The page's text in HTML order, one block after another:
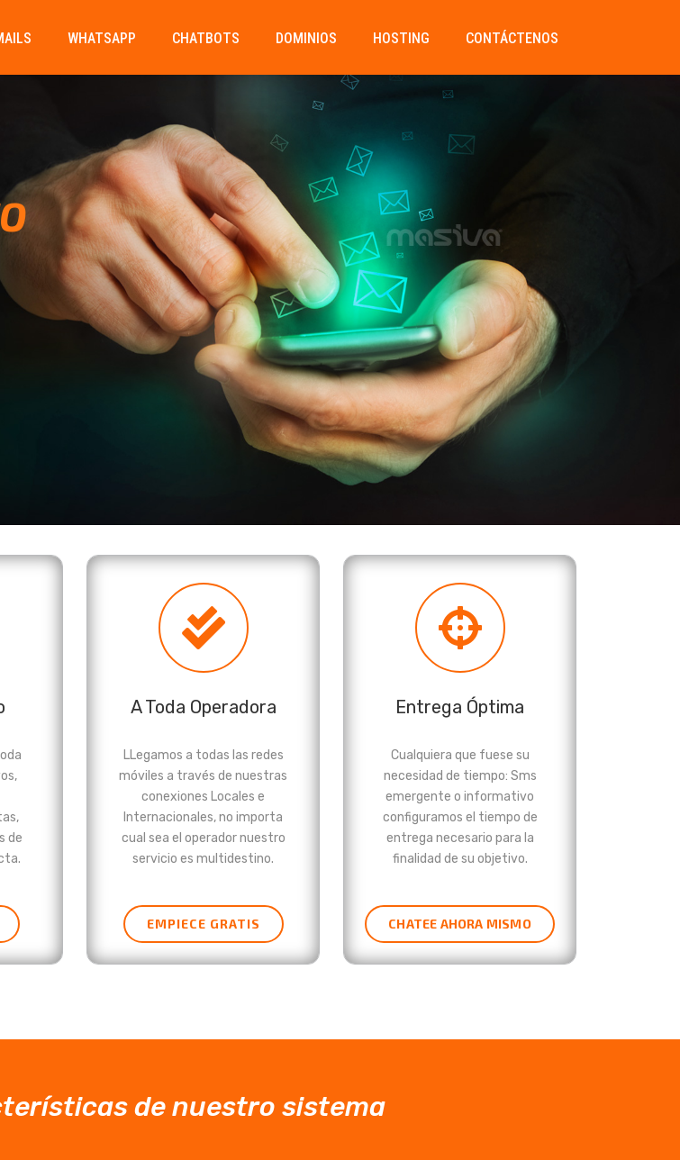
WHATSAPP CHATBOTS DOMINIOS HOSTING CONTÁCTENOS
de
A Toda Operadora
LLegamos a todas las redes
móviles a través de nuestras
conexiones Locales e
Internacionales, no importa
cual sea el operador nuestro
servicio es multidestino.
EMPIECE GRATIS
Entrega Óptima
Cualquiera que fuese su
necesidad de tiempo: Sms
emergente o informativo
configuramos el tiempo de
entrega necesario para la
finalidad de su objetivo.
CHATEE AHORA MISMO
de nuestro sistema